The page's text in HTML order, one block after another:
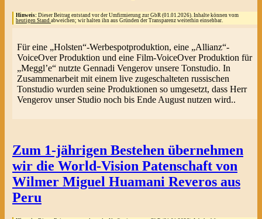
Hinweis: Dieser Beitrag entstand vor der Umfirmierung zur GbR (01.01.2026). Inhalte können vom
heutigen Stand abweichen; wir halten ihn aus Gründen der Transparenz weiterhin einsehbar.
Für eine „Holsten“-Werbespotproduktion, eine „Allianz“-
VoiceOver Produktion und eine Film-VoiceOver Produktion für
„Meggl’e“ nutzte Gennadi Vengerov unsere Tonstudio. In
Zusammenarbeit mit einem live zugeschalteten russischen
Tonstudio wurden seine Produktionen so umgesetzt, dass Herr
Vengerov unser Studio noch bis Ende August nutzen wird..
Zum 1-jährigen Bestehen übernehmen
wir die World-Vision Patenschaft von
Wilmer Miguel Huamani Reveros aus
Peru